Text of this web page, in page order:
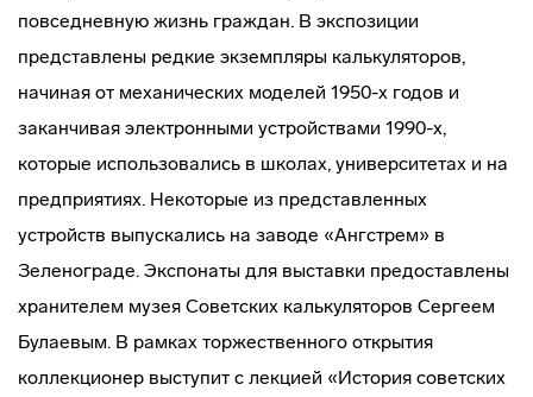
повседневную жизнь граждан. В экспозиции
представлены редкие экземпляры калькуляторов,
начиная от механических моделей 1950-х годов и
заканчивая электронными устройствами 1990-х,
которые использовались в школах, университетах и на
предприятиях. Некоторые из представленных
устройств выпускались на заводе «Ангстрем» в
Зеленограде. Экспонаты для выставки предоставлены
хранителем музея Советских калькуляторов Сергеем
Булаевым. В рамках торжественного открытия
коллекционер выступит с лекцией «История советских